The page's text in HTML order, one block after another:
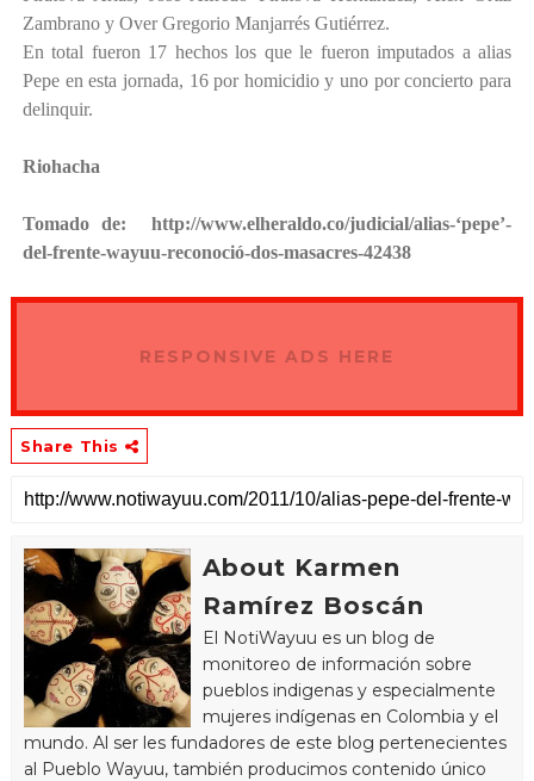
Zambrano y Over Gregorio Manjarrés Gutiérrez.
En total fueron 17 hechos los que le fueron imputados a alias
Pepe en esta jornada, 16 por homicidio y uno por concierto para
delinquir.
Riohacha
Tomado de: http://www.elheraldo.co/judicial/alias-‘pepe’-
del-frente-wayuu-reconoció-dos-masacres-42438
RESPONSIVE ADS HERE
Share This
About Karmen
Ramírez Boscán
El NotiWayuu es un blog de
monitoreo de información sobre
pueblos indigenas y especialmente
mujeres indígenas en Colombia y el
mundo. Al ser les fundadores de este blog pertenecientes
al Pueblo Wayuu, también producimos contenido único